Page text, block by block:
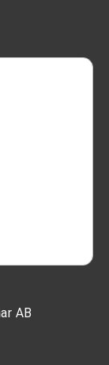
AB